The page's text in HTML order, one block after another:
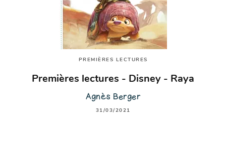
PREMIÈRES LECTURES
Premières lectures - Disney - Raya
Agnès Berger
31/03/2021